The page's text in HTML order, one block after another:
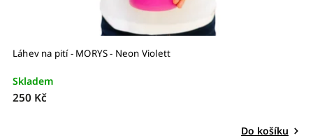
Láhev na pití - MORYS - Neon Violett
Skladem
250 Kč
Do košíku